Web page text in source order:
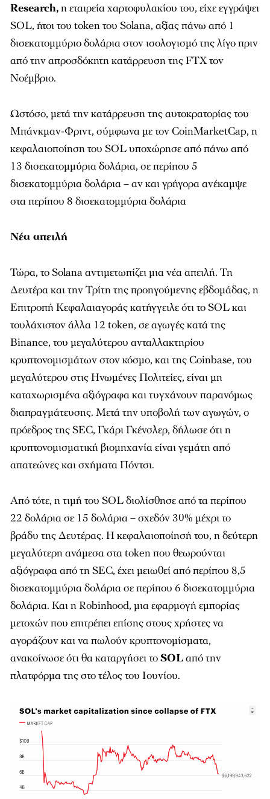
Research,η εταιρεία χαρτοφυλακίου του, είχε εγγράψει
SOL, ήτοι του token του Solana, αξίας πάνω από 1
δισεκατομμύριο δολάρια στον ισολογισμό της λίγο πριν
από την απροσδόκητη κατάρρευση της FTX τον
Νοέμβριο.
Ωστόσο, μετά την κατάρρευση της αυτοκρατορίας του
Μπάνκμαν-Φριντ, σύμφωνα με τον CoinMarketCap, η
κεφαλαιοποίηση του SOL υποχώρησε από πάνω από
13 δισεκατομμύρια δολάρια, σε περίπου 5
δισεκατομμύρια δολάρια – αν και γρήγορα ανέκαμψε
στα περίπου 8 δισεκατομμύρια δολάρια
Νέα απειλή
Τώρα, το Solana αντιμετωπίζει μια νέα απειλή. Τη
Δευτέρα και την Τρίτη της προηγούμενης εβδομάδας, η
Επιτροπή Κεφαλαιαγοράς κατήγγειλε ότι το SOL και
τουλάχιστον άλλα 12 token, σε αγωγές κατά της
Binance, του μεγαλύτερου ανταλλακτηρίου
κρυπτονομισμάτων στον κόσμο, και της Coinbase, του
μεγαλύτερου στις Ηνωμένες Πολιτείες, είναι μη
καταχωρισμένα αξιόγραφα και τυγχάνουν παρανόμως
διαπραγμάτευσης. Μετά την υποβολή των αγωγών, ο
πρόεδρος της SEC, Γκάρι Γκένσλερ, δήλωσε ότι η
κρυπτονομισματική βιομηχανία είναι γεμάτη από
απατεώνες και σχήματα Πόντσι.
Από τότε, η τιμή του SOL διολίσθησε από τα περίπου
22 δολάρια σε 15 δολάρια – σχεδόν 30% μέχρι το
βράδυ της Δευτέρας. Η κεφαλαιοποίησή του, η δεύτερη
μεγαλύτερη ανάμεσα στα token που θεωρούνται
αξιόγραφα από τη SEC, έχει μειωθεί από περίπου 8,5
δισεκατομμύρια δολάρια σε περίπου 6 δισεκατομμύρια
δολάρια. Και η Robinhood, μια εφαρμογή εμπορίας
μετοχών που επιτρέπει επίσης στους χρήστες να
αγοράζουν και να πωλούν κρυπτονομίσματα,
ανακοίνωσε ότι θα καταργήσει τοSOLαπό την
πλατφόρμα της στο τέλος του Ιουνίου.